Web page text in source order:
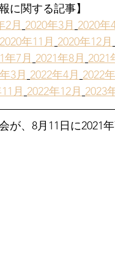
価 CEIV
税
に関する記事】
2月 2020年3月 2020年
2020年11月 2020年12月
年7月 2021年8月 2021
3月 2022年4月 2022
月 2022年12月 2023
が、8月11日に2021